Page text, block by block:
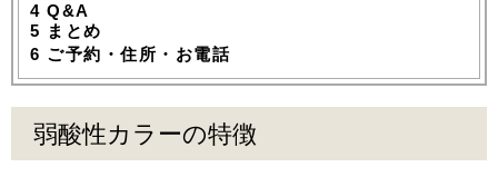
4 Q&A
5 まとめ
6 ご予約・住所・お電話
弱酸性カラーの特徴